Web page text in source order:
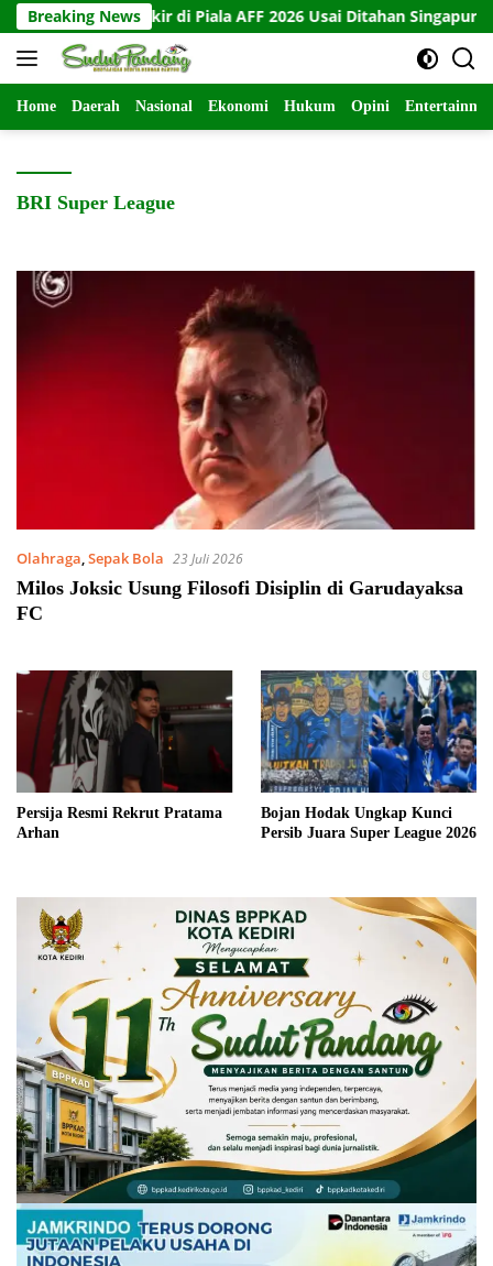
Langsung
ke
konten
Breaking News
Tersingkir di Piala AFF 2026 Usai Ditahan Singapura 1-1
Home Daerah Nasional Ekonomi Hukum Opini
BRI Super League
Olahraga,Sepak Bola 23 Juli 2026
Milos Joksic Usung Filosofi Disiplin di Garudayaksa
FC
Persija Resmi Rekrut Pratama
Arhan
Bojan Hodak Ungkap Kunci
Persib Juara Super League 2026